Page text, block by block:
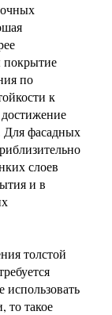
покрытие
по
к
фасадных
слоев
и в
толстой
то такое